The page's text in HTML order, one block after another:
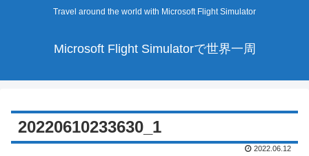
Travel around the world with Microsoft Flight Simulator
Microsoft Flight Simulatorで世界一周
20220610233630_1
2022.06.12